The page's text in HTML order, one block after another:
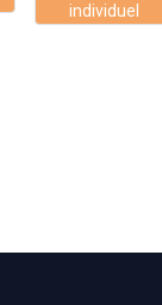
individuel